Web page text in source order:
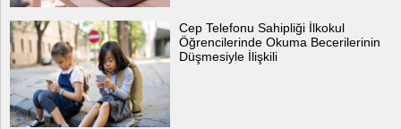
Cep Telefonu Sahipliği İlkokul
Öğrencilerinde Okuma Becerilerinin
Düşmesiyle İlişkili